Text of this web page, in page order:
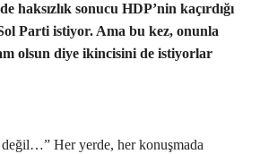
haksızlık sonucu HDP’nin kaçırdığı
Parti istiyor. Ama bu kez, onunla
olsun diye ikincisini de istiyorlar
değil…” Her yerde, her konuşmada